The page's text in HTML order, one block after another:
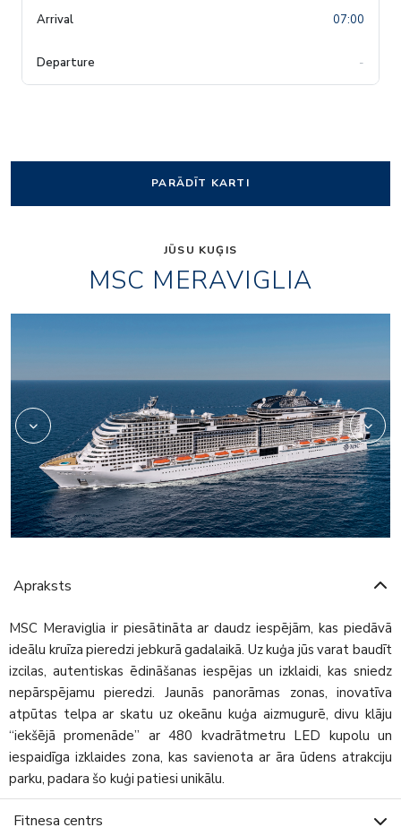
07:00
-
PARĀDĪT KARTI
JŪSU KUĢIS
MSC MERAVIGLIA
Apraksts
MSC Meraviglia ir piesātināta ar daudz iespējām, kas piedāvā
ideālu kruīza pieredzi jebkurā gadalaikā. Uz kuģa jūs varat baudīt
izcilas, autentiskas ēdināšanas iespējas un izklaidi, kas sniedz
nepārspējamu pieredzi. Jaunās panorāmas zonas, inovatīva
atpūtas telpa ar skatu uz okeānu kuģa aizmugurē, divu klāju
“iekšējā promenāde” ar 480 kvadrātmetru LED kupolu un
iespaidīga izklaides zona, kas savienota ar āra ūdens atrakciju
parku, padara šo kuģi patiesi unikālu.
Fitnesa centrs